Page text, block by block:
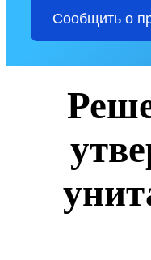
Сообщить о